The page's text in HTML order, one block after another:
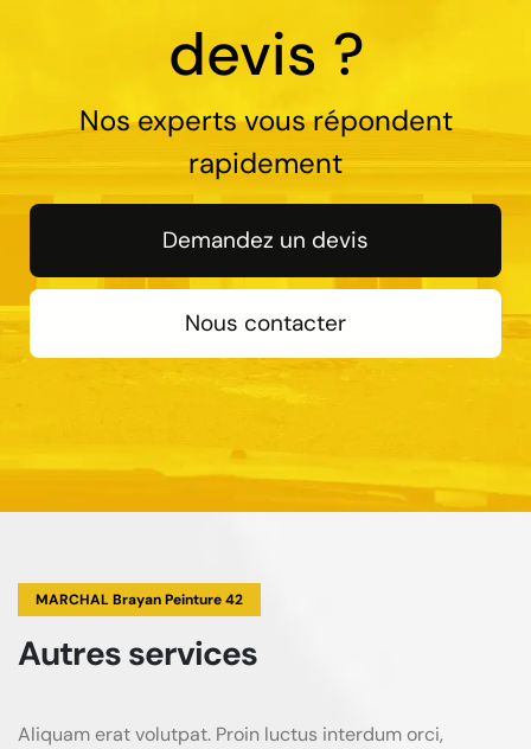
devis ?
Nos experts vous répondent
rapidement
Demandez un devis
Nous contacter
MARCHAL Brayan Peinture 42
Autres services
Aliquam erat volutpat. Proin luctus interdum orci,